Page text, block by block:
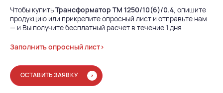
Чтобы купитьТрансформатор ТМ 1250/10(6)/0.4, опишите
продукцию или прикрепите опросный лист и отправьте нам
— и Вы получите бесплатный расчет в течение 1 дня
Заполнить опросный лист>
ОСТАВИТЬ ЗАЯВКУ